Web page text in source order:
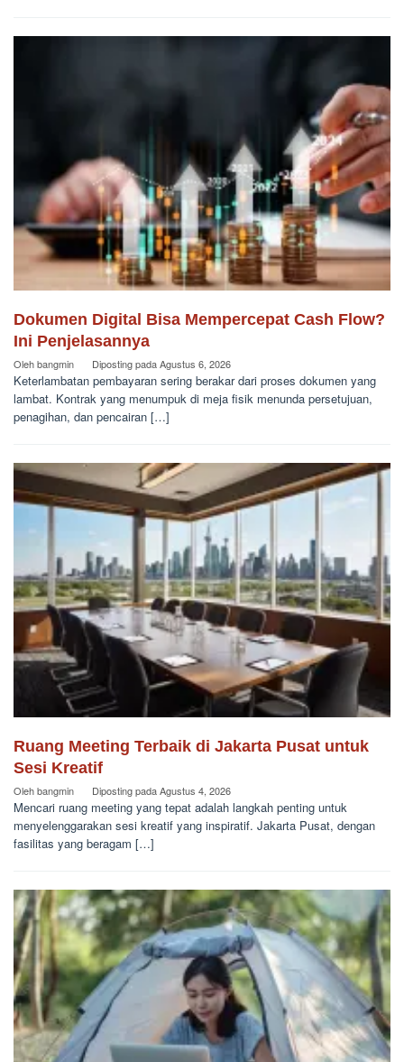
Dokumen Digital Bisa Mempercepat Cash Flow?
Ini Penjelasannya
Olehbangmin Diposting padaAgustus 6, 2026
Keterlambatan pembayaran sering berakar dari proses dokumen yang
lambat. Kontrak yang menumpuk di meja fisik menunda persetujuan,
penagihan, dan pencairan […]
Ruang Meeting Terbaik di Jakarta Pusat untuk
Sesi Kreatif
Olehbangmin Diposting padaAgustus 4, 2026
Mencari ruang meeting yang tepat adalah langkah penting untuk
menyelenggarakan sesi kreatif yang inspiratif. Jakarta Pusat, dengan
fasilitas yang beragam […]